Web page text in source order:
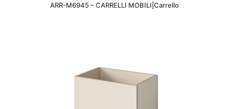
ARR-M6945 – CARRELLI MOBILI|Carrello